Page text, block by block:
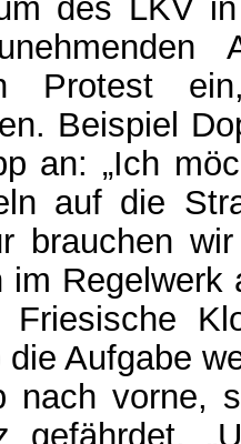
des LKV
Protest
Beispiel
an: „Ich
auf die
brauchen
im
Aufgabe
nach vorne,
gefährdet.